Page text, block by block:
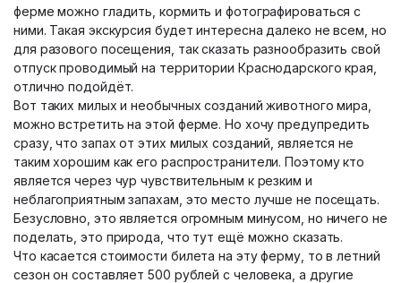
ферме можно гладить, кормить и фотографироваться с
ними. Такая экскурсия будет интересна далеко не всем, но
для разового посещения, так сказать разнообразить свой
отпуск проводимый на территории Краснодарского края,
отлично подойдёт.
Вот таких милых и необычных созданий животного мира,
можно встретить на этой ферме. Но хочу предупредить
сразу, что запах от этих милых созданий, является не
таким хорошим как его распространители. Поэтому кто
является через чур чувствительным к резким и
неблагоприятным запахам, это место лучше не посещать.
Безусловно, это является огромным минусом, но ничего не
поделать, это природа, что тут ещё можно сказать.
Что касается стоимости билета на эту ферму, то в летний
сезон он составляет 500 рублей с человека, а другие